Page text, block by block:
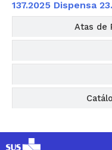
Atas de
137.2025 Dispensa